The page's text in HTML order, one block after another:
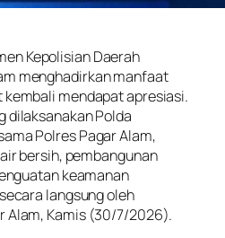
Kepolisian Daerah
menghadirkan manfaat
mendapat apresiasi.
dilaksanakan Polda
Polres Pagar Alam,
bersih, pembangunan
keamanan
langsung oleh
Alam, Kamis (30/7/2026).